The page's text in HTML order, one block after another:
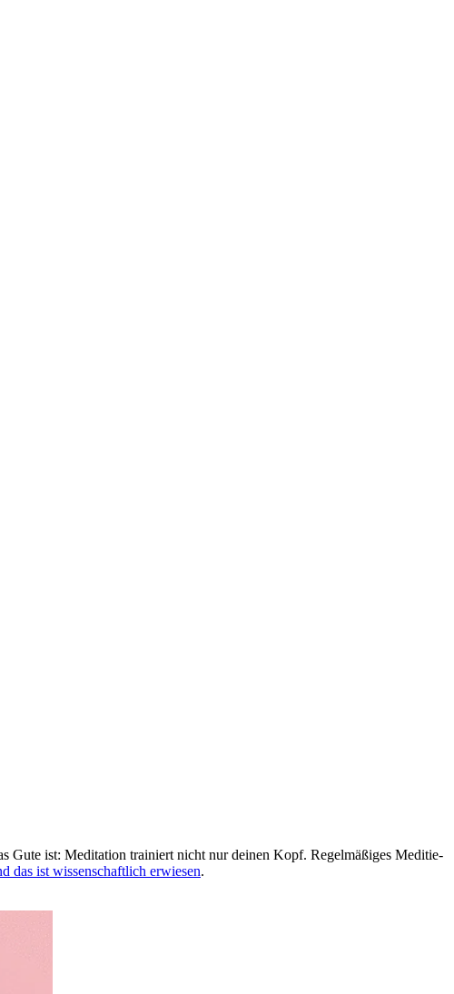
Gute ist: Medi­ta­tion trai­niert nicht nur deinen Kopf. Regel­mä­ßi­ges Medi­tie­
das ist wissenschaftlich erwiesen.